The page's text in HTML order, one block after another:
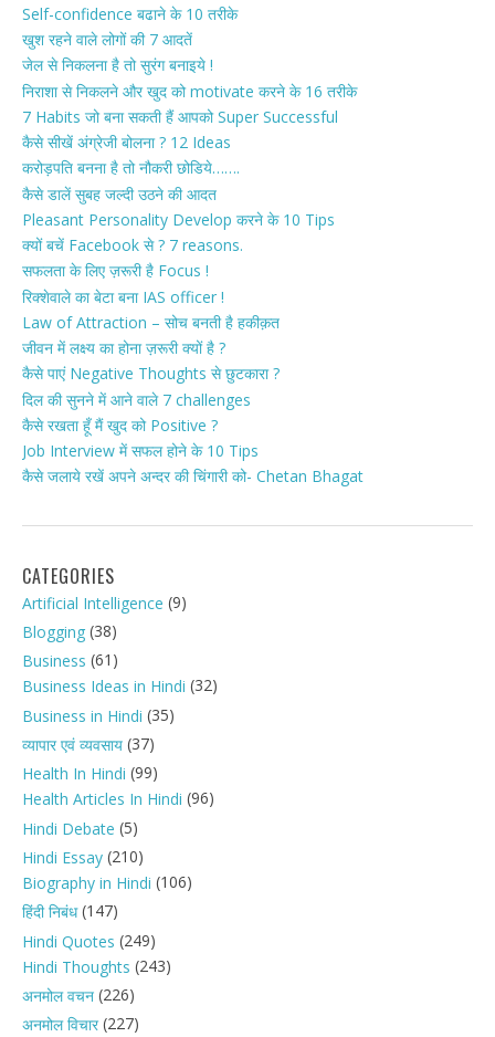
Self-confidence बढाने के 10 तरीके
खुश रहने वाले लोगों की 7 आदतें
जेल से निकलना है तो सुरंग बनाइये !
निराशा से निकलने और खुद को motivate करने के 16 तरीके
7 Habits जो बना सकती हैं आपको Super Successful
कैसे सीखें अंग्रेजी बोलना ? 12 Ideas
करोड़पति बनना है तो नौकरी छोडिये…….
कैसे डालें सुबह जल्दी उठने की आदत
Pleasant Personality Develop करने के 10 Tips
क्यों बचें Facebook से ? 7 reasons.
सफलता के लिए ज़रूरी है Focus !
रिक्शेवाले का बेटा बना IAS officer !
Law of Attraction – सोच बनती है हकीक़त
जीवन में लक्ष्य का होना ज़रूरी क्यों है ?
कैसे पाएं Negative Thoughts से छुटकारा ?
दिल की सुनने में आने वाले 7 challenges
कैसे रखता हूँ मैं खुद को Positive ?
Job Interview में सफल होने के 10 Tips
कैसे जलाये रखें अपने अन्दर की चिंगारी को- Chetan Bhagat
CATEGORIES
Artificial Intelligence (9)
Blogging (38)
Business (61)
Business Ideas in Hindi (32)
Business in Hindi (35)
व्यापार एवं व्यवसाय (37)
Health In Hindi (99)
Health Articles In Hindi (96)
Hindi Debate (5)
Hindi Essay (210)
Biography in Hindi (106)
हिंदी निबंध(147)
Hindi Quotes (249)
Hindi Thoughts (243)
अनमोल वचन (226)
अनमोल विचार(227)